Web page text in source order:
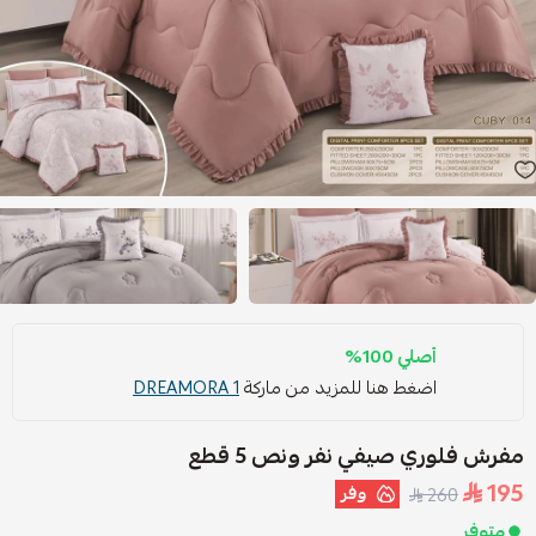
أصلي 100%
اضغط هنا للمزيد من ماركةDREAMORA 1
مفرش فلوري صيفي نفر ونص 5 قطع
195
260 وفر